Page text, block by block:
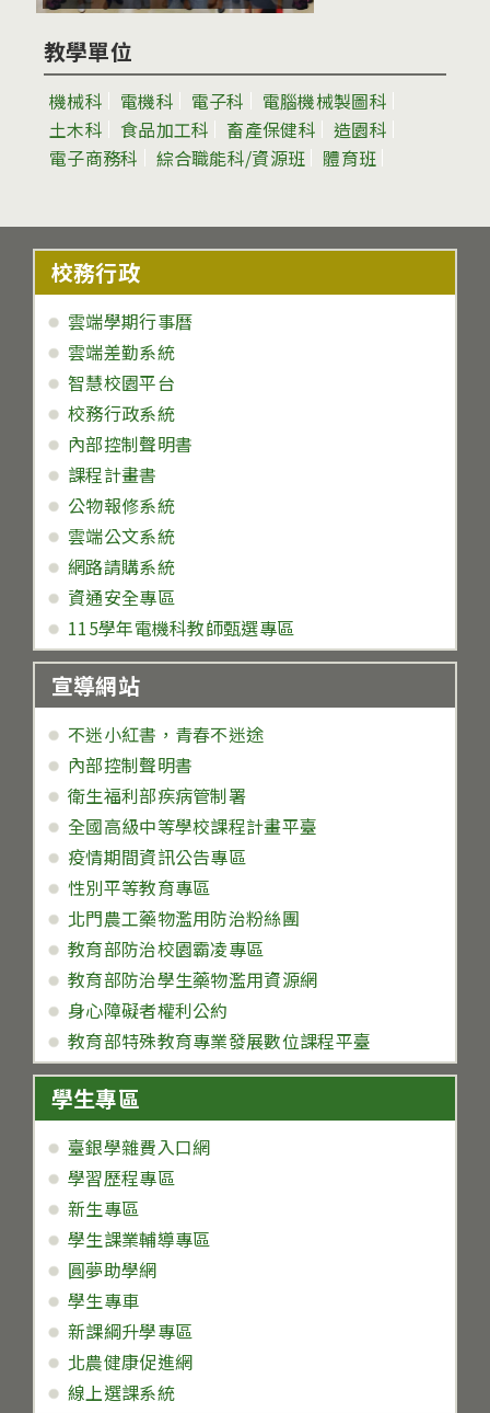
教學單位
機械科 電機科 電子科
電腦機械製圖科
土木科
食品加工科 畜產保健科
造園科
電子商務科
綜合職能科/資源班 體育班
校務行政
雲端學期行事曆
雲端差勤系統
智慧校園平台
校務行政系統
內部控制聲明書
課程計畫書
公物報修系統
雲端公文系統
網路請購系統
資通安全專區
115學年電機科教師甄選專區
宣導網站
不迷小紅書，青春不迷途
內部控制聲明書
衛生福利部疾病管制署
全國高級中等學校課程計畫平臺
疫情期間資訊公告專區
性別平等教育專區
北門農工藥物濫用防治粉絲團
教育部防治校園霸凌專區
教育部防治學生藥物濫用資源網
身心障礙者權利公約
教育部特殊教育專業發展數位課程平臺
學生專區
臺銀學雜費入口網
學習歷程專區
新生專區
學生課業輔導專區
圓夢助學網
學生專車
新課綱升學專區
北農健康促進網
線上選課系統